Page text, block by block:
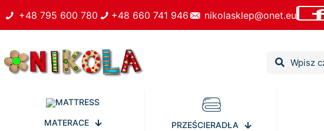
+48 795 600 780 +48 660 741 946 nikolasklep@onet.eu
MATERACE PRZEŚCIERADŁA